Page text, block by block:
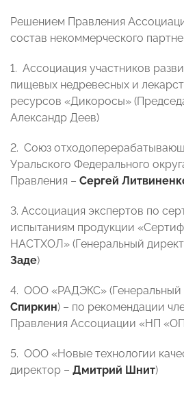
Решением Правления
состав некоммерческого
1. Ассоциация участников
пищевых недревесных и
ресурсов «Дикоросы»
Александр Деев)
2. Союз
Уральского Федерального
Правления – Сергей
3. Ассоциация экспертов по
испытаниям продукции
НАСТХОЛ» (Генеральный
Заде)
4. ООО «РАДЭКС» (Генеральный
Спиркин) – по рекомендации
Правления Ассоциации «НП
5. ООО «Новые технологии
директор – Дмитрий Шнит)